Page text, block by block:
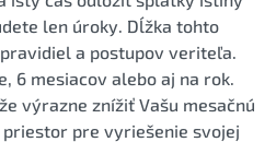
len úroky. Dĺžka tohto
a postupov veriteľa.
6 mesiacov alebo aj na rok.
výrazne znížiť Vašu mesačnú
pre vyriešenie svojej